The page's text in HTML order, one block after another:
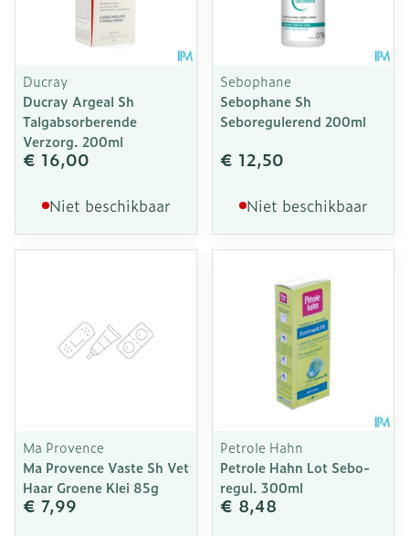
Ducray
Ducray Argeal Sh
Talgabsorberende
Verzorg. 200ml
€ 16,00
Niet beschikbaar
Sebophane
Sebophane Sh
Seboregulerend 200ml
€ 12,50
Niet beschikbaar
Ma Provence
Ma Provence Vaste Sh Vet
Haar Groene Klei 85g
€ 7,99
Petrole Hahn
Petrole Hahn Lot Sebo-
regul. 300ml
€ 8,48